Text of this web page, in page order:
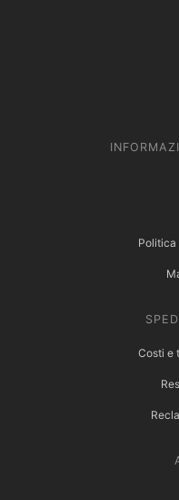
Politica
Costi e